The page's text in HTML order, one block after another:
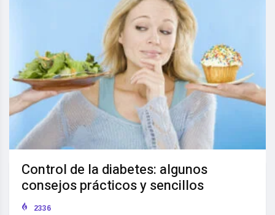
Control de la diabetes: algunos
consejos prácticos y sencillos
2336